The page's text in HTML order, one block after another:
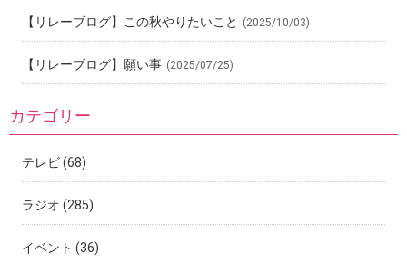
【リレーブログ】この秋やりたいこと (2025/10/03)
【リレーブログ】願い事 (2025/07/25)
カテゴリー
テレビ(68)
ラジオ (285)
イベント (36)